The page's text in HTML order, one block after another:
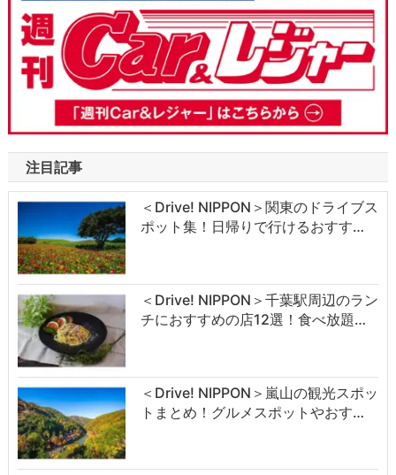
注目記事
＜Drive! NIPPON＞関東のドライブス
ポット集！日帰りで行けるおすす…
＜Drive! NIPPON＞千葉駅周辺のラン
チにおすすめの店12選！食べ放題…
＜Drive! NIPPON＞嵐山の観光スポッ
トまとめ！グルメスポットやおす…